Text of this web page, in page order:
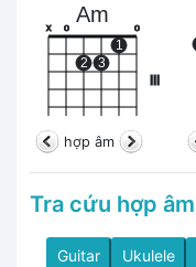
Am
III
x o
2 3
1
o
hợp âm
Tra cứu hợp âm
Guitar Ukulele